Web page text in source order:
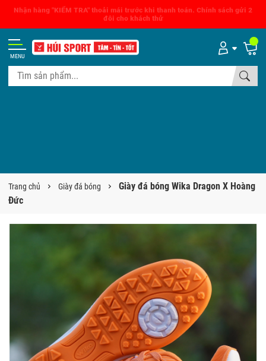
Nhận hàng "KIỂM TRA" thoải mái trước khi thanh toán. Chính sách gửi 2
đôi cho khách thử
MENU
Trang chủ Giày đá bóng
Giày đá bóng Wika Dragon X Hoàng
Đức